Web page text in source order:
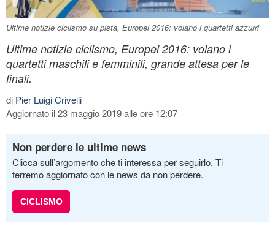
Ultime notizie ciclismo su pista, Europei 2016: volano i quartetti azzurri
Ultime notizie ciclismo, Europei 2016: volano i
quartetti maschili e femminili, grande attesa per le
finali.
di Pier Luigi Crivelli
Aggiornato il 23 maggio 2019 alle ore 12:07
Non perdere le ultime news
Clicca sull’argomento che ti interessa per seguirlo. Ti
terremo aggiornato con le news da non perdere.
CICLISMO